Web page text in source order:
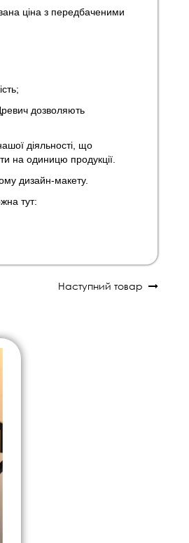
ціна з передбаченими
дозволяють
діяльності, що
на одиницю продукції.
дизайн-макету.
тут:
Наступний товар